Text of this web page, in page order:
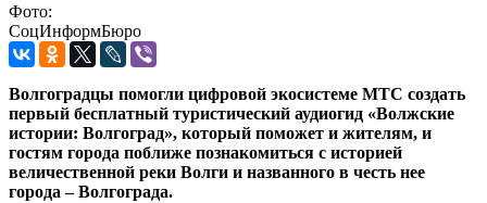
Фото:
СоцИнформБюро
Волгоградцы помогли цифровой экосистеме МТС создать
первый бесплатный туристический аудиогид «Волжские
истории: Волгоград», который поможет и жителям, и
гостям города поближе познакомиться с историей
величественной реки Волги и названного в честь нее
города – Волгограда.